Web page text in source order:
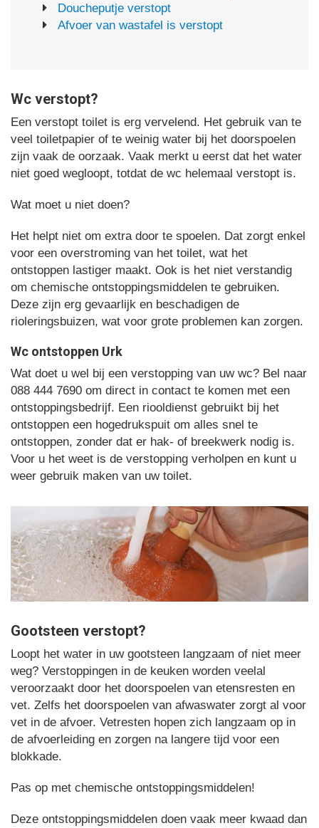
Doucheputje verstopt
Afvoer van wastafel is verstopt
Wc verstopt?
Een verstopt toilet is erg vervelend. Het gebruik van te
veel toiletpapier of te weinig water bij het doorspoelen
zijn vaak de oorzaak. Vaak merkt u eerst dat het water
niet goed wegloopt, totdat de wc helemaal verstopt is.
Wat moet u niet doen?
Het helpt niet om extra door te spoelen. Dat zorgt enkel
voor een overstroming van het toilet, wat het
ontstoppen lastiger maakt. Ook is het niet verstandig
om chemische ontstoppingsmiddelen te gebruiken.
Deze zijn erg gevaarlijk en beschadigen de
rioleringsbuizen, wat voor grote problemen kan zorgen.
Wc ontstoppen Urk
Wat doet u wel bij een verstopping van uw wc? Bel naar
088 444 7690 om direct in contact te komen met een
ontstoppingsbedrijf. Een riooldienst gebruikt bij het
ontstoppen een hogedrukspuit om alles snel te
ontstoppen, zonder dat er hak- of breekwerk nodig is.
Voor u het weet is de verstopping verholpen en kunt u
weer gebruik maken van uw toilet.
Gootsteen verstopt?
Loopt het water in uw gootsteen langzaam of niet meer
weg? Verstoppingen in de keuken worden veelal
veroorzaakt door het doorspoelen van etensresten en
vet. Zelfs het doorspoelen van afwaswater zorgt al voor
vet in de afvoer. Vetresten hopen zich langzaam op in
de afvoerleiding en zorgen na langere tijd voor een
blokkade.
Pas op met chemische ontstoppingsmiddelen!
Deze ontstoppingsmiddelen doen vaak meer kwaad dan